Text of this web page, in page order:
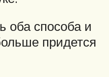
оба способа и
придется